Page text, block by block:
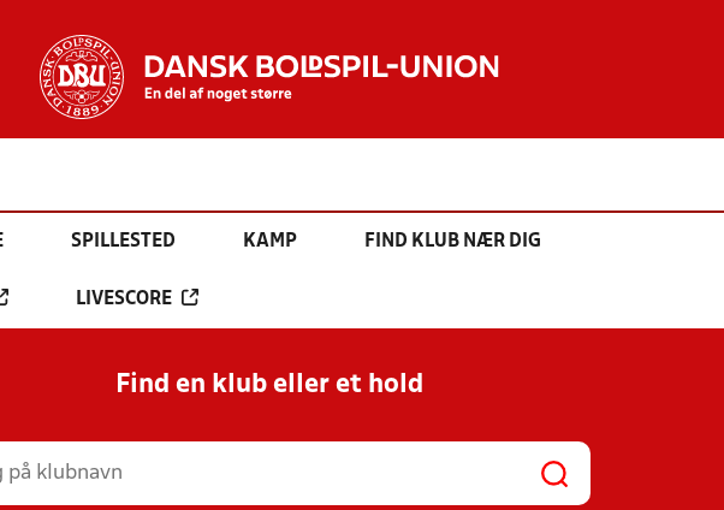
SPILLESTED KAMP FIND KLUB NÆR DIG
LIVESCORE
Find en klub eller et hold